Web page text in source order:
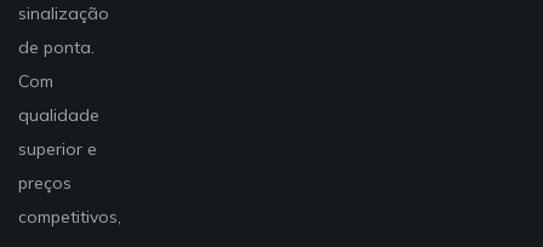
sinalização
de ponta.
Com
qualidade
superior e
preços
competitivos,